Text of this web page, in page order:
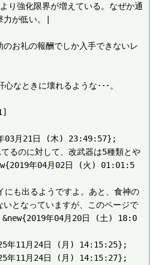
り強化限界が増えている。なぜか通
が低い。|
お礼の報酬でしか入手できないレ
なときに壊れるような･･･。
03月21日 (木) 23:49:57};
るのに対して、改武器は5種類とや
年04月02日 (火) 01:01:5
も出るようですよ。あと、食神の
いとなっていますが、このページで
年04月20日 (土) 18:0
年11月24日 (月) 14:15:25};
年11月24日 (月) 14:15:27};